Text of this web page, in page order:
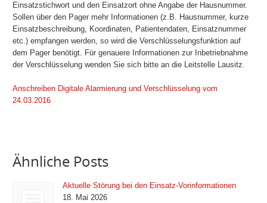
Einsatzstichwort und den Einsatzort ohne Angabe der Hausnummer.
Sollen über den Pager mehr Informationen (z.B. Hausnummer, kurze
Einsatzbeschreibung, Koordinaten, Patientendaten, Einsatznummer
etc.) empfangen werden, so wird die Verschlüsselungsfunktion auf
dem Pager benötigt. Für genauere Informationen zur Inbetriebnahme
der Verschlüsselung wenden Sie sich bitte an die Leitstelle Lausitz.
Anschreiben Digitale Alarmierung und Verschlüsselung vom
24.03.2016
Ähnliche Posts
Aktuelle Störung bei den Einsatz-Vorinformationen
18. Mai 2026